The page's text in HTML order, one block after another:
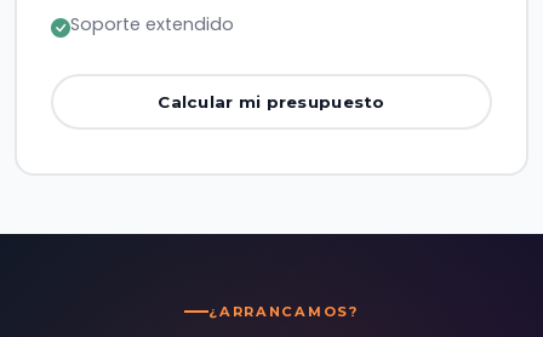
Soporte extendido
Calcular mi presupuesto
¿ARRANCAMOS?